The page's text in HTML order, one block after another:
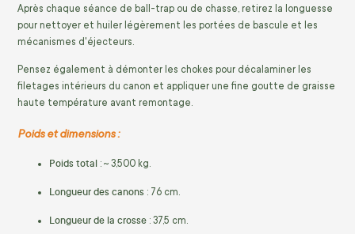
Après chaque séance de ball-trap ou de chasse, retirez la longuesse
pour nettoyer et huiler légèrement les portées de bascule et les
mécanismes d'éjecteurs.
Pensez également à démonter les chokes pour décalaminer les
filetages intérieurs du canon et appliquer une fine goutte de graisse
haute température avant remontage.
Poids et dimensions :
Poids total : ~ 3,500 kg.
Longueur des canons : 76 cm.
Longueur de la crosse : 37,5 cm.